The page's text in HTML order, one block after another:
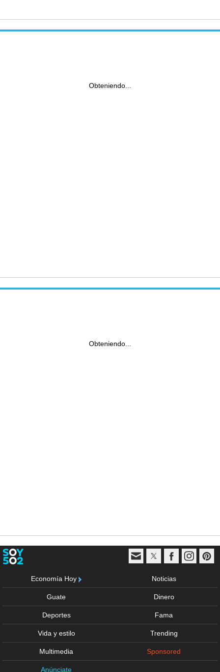
Obteniendo...
Obteniendo...
Economía Hoy Noticias
Guate Dinero
Deportes Fama
Vida y estilo Trending
Multimedia Sponsored
Anúnciate